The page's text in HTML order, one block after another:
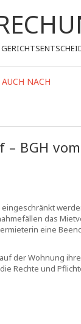
NACH
BGH vom
das
eine
der Wohnung ihre
Rechte und